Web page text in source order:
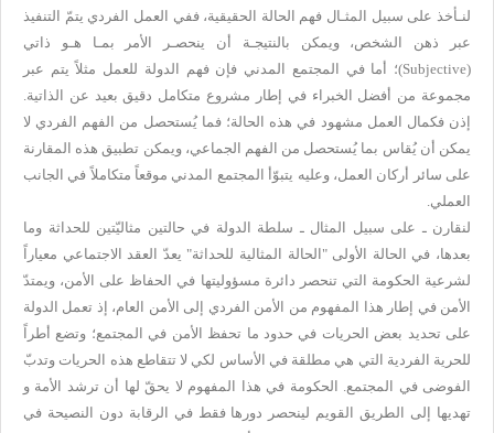
لنـأخذ على سبيل المثـال فهم الحالة الحقيقية، ففي العمل الفردي يتمّ التنفيذ
عبر ذهن الشخص، ويمكن بالنتيجـة أن ينحصـر الأمر بمـا هـو ذاتي
(
Subjective)؛ أما في المجتمع المدني فإن فهم الدولة للعمل مثلاً يتم عبر
مجموعة من أفضل الخبراء في إطار مشروع متكامل دقيق بعيد عن الذاتية.
إذن فكمال العمل مشهود في هذه الحالة؛ فما يُستحصل من الفهم الفردي لا
يمكن أن يُقاس بما يُستحصل من الفهم الجماعي، ويمكن تطبيق هذه المقارنة
على سائر أركان العمل، وعليه يتبوّأ المجتمع المدني موقعاً متكاملاً في الجانب
العملي.
لنقارن ـ على سبيل المثال ـ سلطة الدولة في حالتين مثاليّتين للحداثة وما
بعدها، في الحالة الأولى "الحالة المثالية للحداثة" يعدّ العقد الاجتماعي معياراً
لشرعية الحكومة التي تنحصر دائرة مسؤوليتها في الحفاظ على الأمن، ويمتدّ
الأمن في إطار هذا المفهوم من الأمن الفردي إلى الأمن العام، إذ تعمل الدولة
على تحديد بعض الحريات في حدود ما تحفظ الأمن في المجتمع؛ وتضع أطراً
للحرية الفردية التي هي مطلقة في الأساس لكي لا تتقاطع هذه الحريات وتدبّ
الفوضى في المجتمع. الحكومة في هذا المفهوم لا يحقّ لها أن ترشد الأمة و
تهديها إلى الطريق القويم لينحصر دورها فقط في الرقابة دون النصيحة في